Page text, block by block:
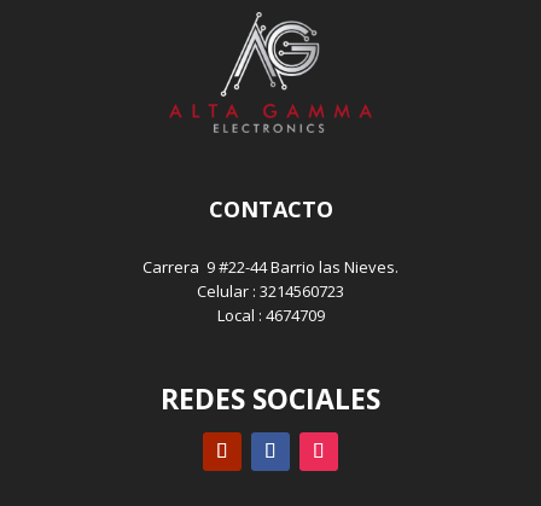
CONTACTO
Carrera 9 #22-44 Barrio las Nieves.
Celular : 3214560723
Local : 4674709
REDES SOCIALES